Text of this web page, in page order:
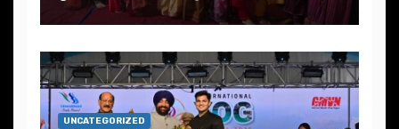
UNCATEGORIZED